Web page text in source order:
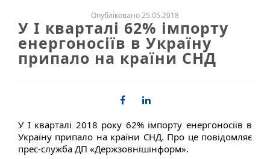
Опубліковано 25.05.2018
У І кварталі 62% імпорту
енергоносіїв в Україну
припало на країни СНД
У І кварталі 2018 року 62% імпорту енергоносіїв в
Україну припало на країни СНД. Про це повідомляє
прес-служба ДП «Держзовнішінформ».